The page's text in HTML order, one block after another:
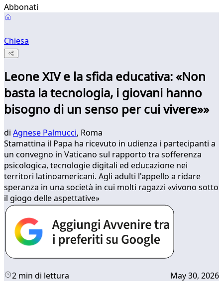
Abbonati
Chiesa
Leone XIV e la sfida educativa: «Non
basta la tecnologia, i giovani hanno
bisogno di un senso per cui vivere»»
di Agnese Palmucci, Roma
Stamattina il Papa ha ricevuto in udienza i partecipanti a
un convegno in Vaticano sul rapporto tra sofferenza
psicologica, tecnologie digitali ed educazione nei
territori latinoamericani. Agli adulti l'appello a ridare
speranza in una società in cui molti ragazzi «vivono sotto
il giogo delle aspettative»
2 min di lettura May 30, 2026